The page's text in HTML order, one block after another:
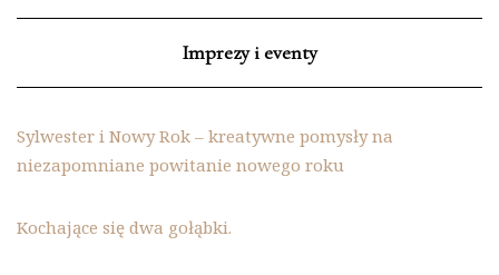
Imprezy i eventy
Sylwester i Nowy Rok – kreatywne pomysły na
niezapomniane powitanie nowego roku
Kochające się dwa gołąbki.